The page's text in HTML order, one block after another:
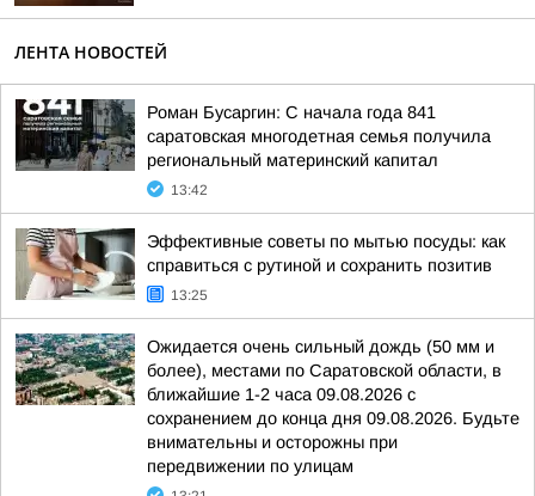
ЛЕНТА НОВОСТЕЙ
Роман Бусаргин: С начала года 841
саратовская многодетная семья получила
региональный материнский капитал
13:42
Эффективные советы по мытью посуды: как
справиться с рутиной и сохранить позитив
13:25
Ожидается очень сильный дождь (50 мм и
более), местами по Саратовской области, в
ближайшие 1-2 часа 09.08.2026 с
сохранением до конца дня 09.08.2026. Будьте
внимательны и осторожны при
передвижении по улицам